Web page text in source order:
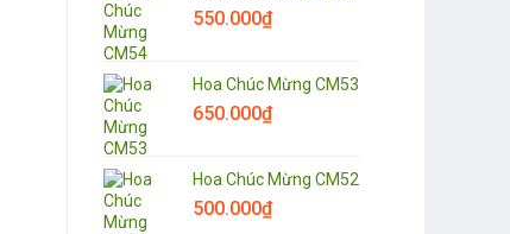
550.000₫
Hoa Chúc Mừng CM53
650.000₫
Hoa Chúc Mừng CM52
500.000₫